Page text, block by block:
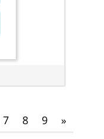
7 8 9 »